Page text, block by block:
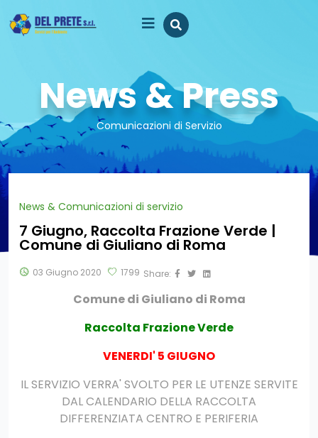
News & Press
Comunicazioni di Servizio
News & Comunicazioni di servizio
7 Giugno, Raccolta Frazione Verde |
Comune di Giuliano di Roma
03 Giugno 2020 1799 Share:
Comune di Giuliano di Roma
Raccolta Frazione Verde
VENERDI' 5 GIUGNO
IL SERVIZIO VERRA' SVOLTO PER LE UTENZE SERVITE
DAL CALENDARIO DELLA RACCOLTA
DIFFERENZIATA CENTRO E PERIFERIA